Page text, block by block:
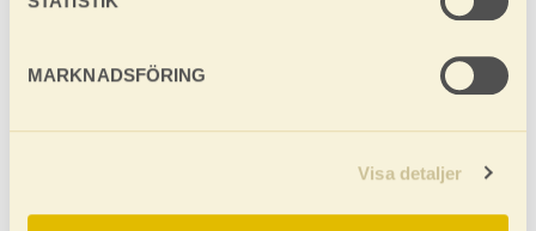
MARKNADSFÖRING
Visa detaljer
FISKO FÖRRÅD 15 KVM